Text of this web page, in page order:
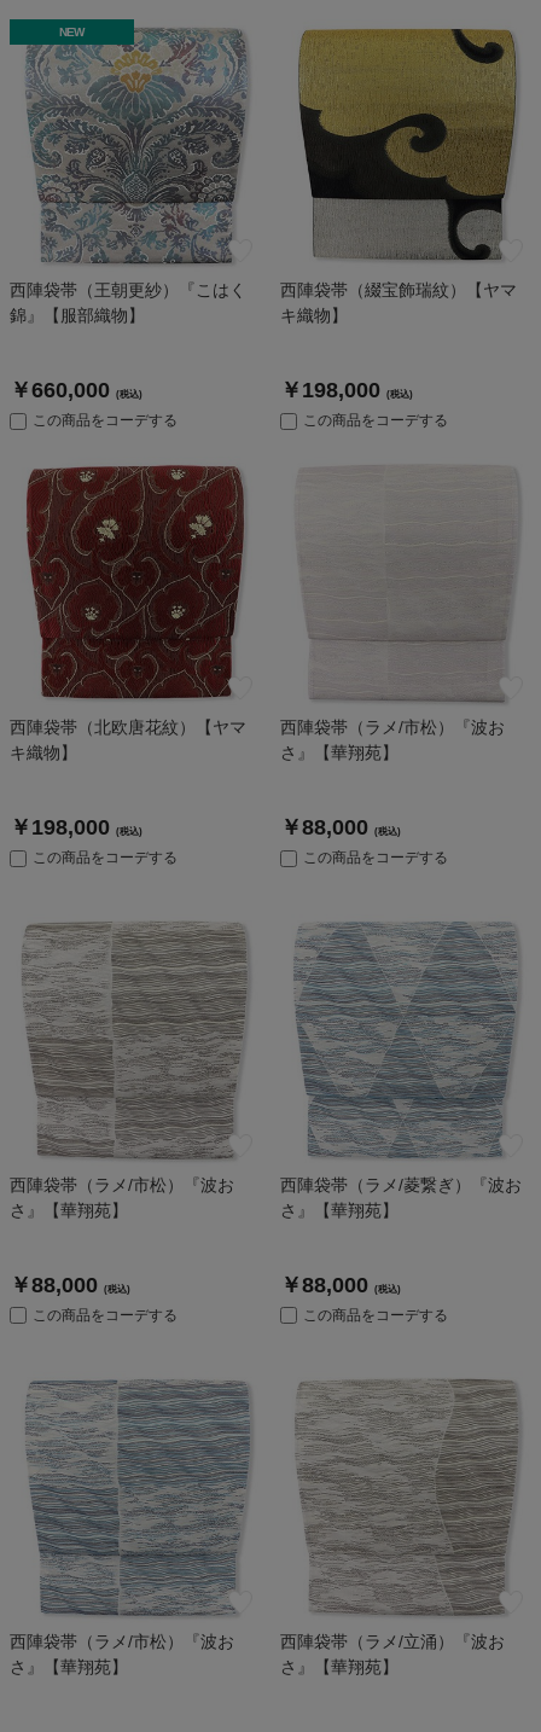
NEW
西陣袋帯（王朝更紗）『こはく
錦』【服部織物】
￥660,000 (税込)
この商品をコーデする
西陣袋帯（綴宝飾瑞紋）【ヤマ
キ織物】
￥198,000 (税込)
この商品をコーデする
西陣袋帯（北欧唐花紋）【ヤマ
キ織物】
￥198,000 (税込)
この商品をコーデする
西陣袋帯（ラメ/市松）『波お
さ』【華翔苑】
￥88,000 (税込)
この商品をコーデする
西陣袋帯（ラメ/市松）『波お
さ』【華翔苑】
￥88,000 (税込)
この商品をコーデする
西陣袋帯（ラメ/菱繋ぎ）『波お
さ』【華翔苑】
￥88,000 (税込)
この商品をコーデする
西陣袋帯（ラメ/市松）『波お
さ』【華翔苑】
西陣袋帯（ラメ/立涌）『波お
さ』【華翔苑】